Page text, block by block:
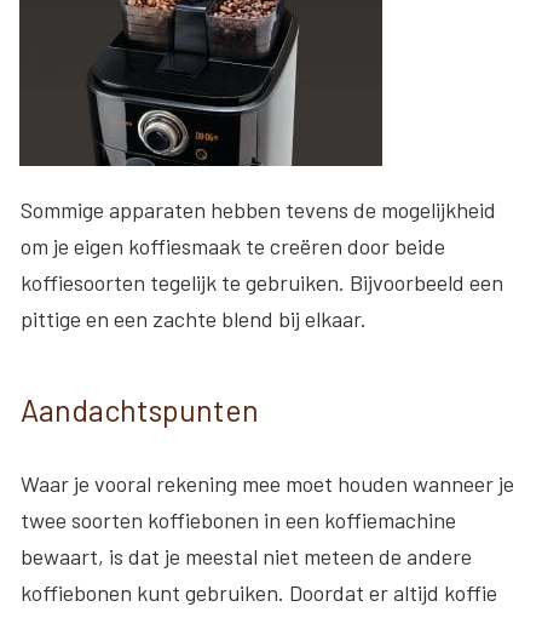
Sommige apparaten hebben tevens de mogelijkheid
om je eigen koffiesmaak te creëren door beide
koffiesoorten tegelijk te gebruiken. Bijvoorbeeld een
pittige en een zachte blend bij elkaar.
Aandachtspunten
Waar je vooral rekening mee moet houden wanneer je
twee soorten koffiebonen in een koffiemachine
bewaart, is dat je meestal niet meteen de andere
koffiebonen kunt gebruiken. Doordat er altijd koffie